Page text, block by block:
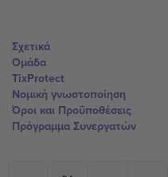
Σχετικά
Ομάδα
TixProtect
Νομική γνωστοποίηση
Όροι και Προΰποθέσεις
Πρόγραμμα Συνεργατών